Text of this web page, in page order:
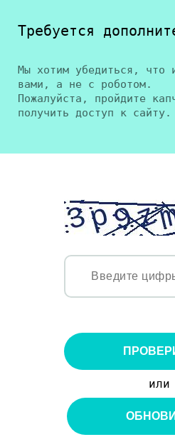
Требуется
Мы хотим убедиться, что
вами, а не с роботом.
Пожалуйста, пройдите
получить доступ к сайту.
или